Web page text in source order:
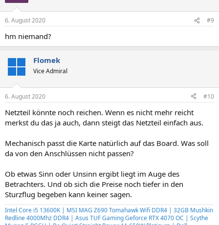
6. August 2020 #9
hm niemand?
Flomek
Vice Admiral
6. August 2020 #10
Netzteil könnte noch reichen. Wenn es nicht mehr reicht
merkst du das ja auch, dann steigt das Netzteil einfach aus.
Mechanisch passt die Karte natürlich auf das Board. Was soll
da von den Anschlüssen nicht passen?
Ob etwas Sinn oder Unsinn ergibt liegt im Auge des
Betrachters. Und ob sich die Preise noch tiefer in den
Sturzflug begeben kann keiner sagen.
Intel Core i5 13600K | MSI MAG Z690 Tomahawk Wifi DDR4 | 32GB Mushkin
Redline 4000Mhz DDR4 | Asus TUF Gaming Geforce RTX 4070 OC | Scythe